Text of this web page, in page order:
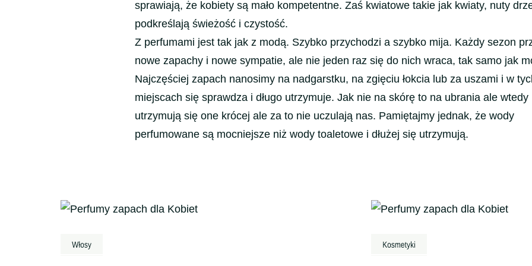
sprawiają, że kobiety są mało kompetentne. Zaś kwiatowe takie jak kwiaty, nuty
podkreślają świeżość i czystość.
Z perfumami jest tak jak z modą. Szybko przychodzi a szybko mija. Każdy sezon
nowe zapachy i nowe sympatie, ale nie jeden raz się do nich wraca, tak samo jak
Najczęściej zapach nanosimy na nadgarstku, na zgięciu łokcia lub za uszami i w
miejscach się sprawdza i długo utrzymuje. Jak nie na skórę to na ubrania ale wtedy
utrzymują się one krócej ale za to nie uczulają nas. Pamiętajmy jednak, że wody
perfumowane są mocniejsze niż wody toaletowe i dłużej się utrzymują.
Nawigacja
wpisu